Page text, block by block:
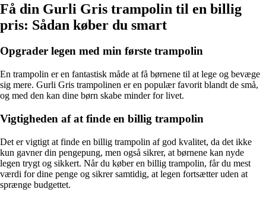
Få din Gurli Gris trampolin til en billig
pris: Sådan køber du smart
Opgrader legen med min første trampolin
En trampolin er en fantastisk måde at få børnene til at lege og bevæge
sig mere. Gurli Gris trampolinen er en populær favorit blandt de små,
og med den kan dine børn skabe minder for livet.
Vigtigheden af at finde en billig trampolin
Det er vigtigt at finde en billig trampolin af god kvalitet, da det ikke
kun gavner din pengepung, men også sikrer, at børnene kan nyde
legen trygt og sikkert. Når du køber en billig trampolin, får du mest
værdi for dine penge og sikrer samtidig, at legen fortsætter uden at
sprænge budgettet.